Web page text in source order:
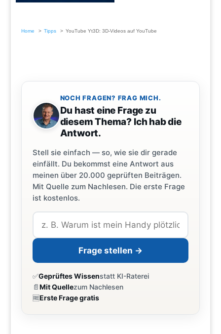
Home Tipps YouTube Yt3D: 3D-Videos auf YouTube
NOCH FRAGEN? FRAG MICH.
Du hast eine Frage zu
diesem Thema? Ich hab die
Antwort.
Stell sie einfach — so, wie sie dir gerade
einfällt. Du bekommst eine Antwort aus
meinen über 20.000 geprüften Beiträgen.
Mit Quelle zum Nachlesen. Die erste Frage
ist kostenlos.
Frage stellen →
✅Geprüftes Wissenstatt KI-Raterei
📄Mit Quellezum Nachlesen
🆓Erste Frage gratis